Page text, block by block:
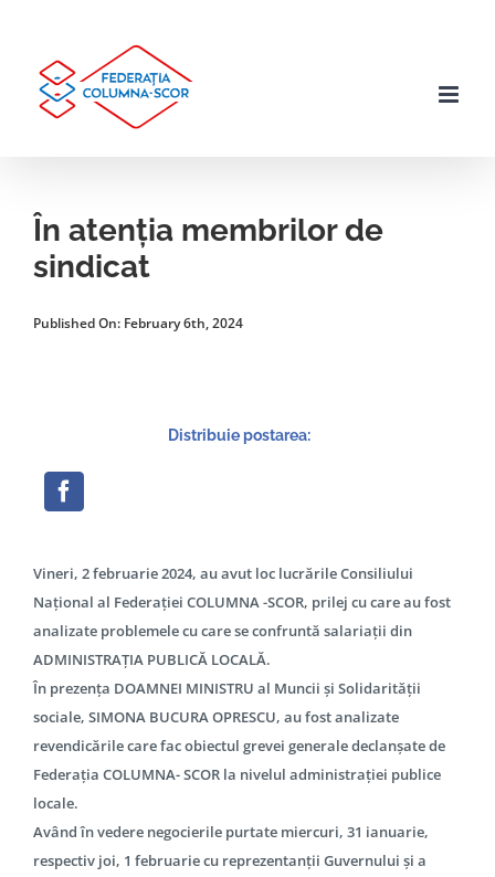
content
În atenția membrilor de
sindicat
Published On: February 6th, 2024
Distribuie postarea:
Vineri, 2 februarie 2024, au avut loc lucrările Consiliului
Național al Federației COLUMNA -SCOR, prilej cu care au fost
analizate problemele cu care se confruntă salariații din
ADMINISTRAȚIA PUBLICĂ LOCALĂ.
În prezența DOAMNEI MINISTRU al Muncii și Solidarității
sociale, SIMONA BUCURA OPRESCU, au fost analizate
revendicările care fac obiectul grevei generale declanșate de
Federația COLUMNA- SCOR la nivelul administrației publice
locale.
Având în vedere negocierile purtate miercuri, 31 ianuarie,
respectiv joi, 1 februarie cu reprezentanții Guvernului și a